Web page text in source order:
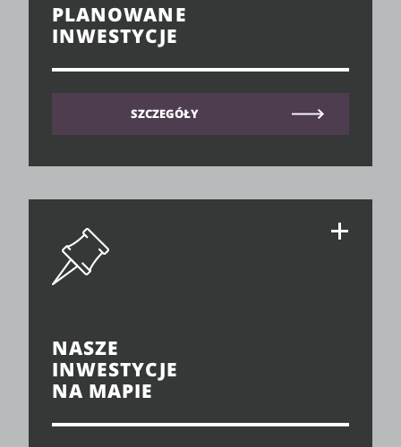
PLANOWANE
INWESTYCJE
SZCZEGÓŁY
NASZE
INWESTYCJE
NA MAPIE